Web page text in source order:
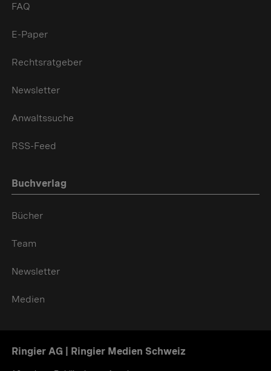
FAQ
E-Paper
Rechtsratgeber
Newsletter
Anwaltssuche
RSS-Feed
Buchverlag
Bücher
Team
Newsletter
Medien
Ringier AG | Ringier Medien Schweiz